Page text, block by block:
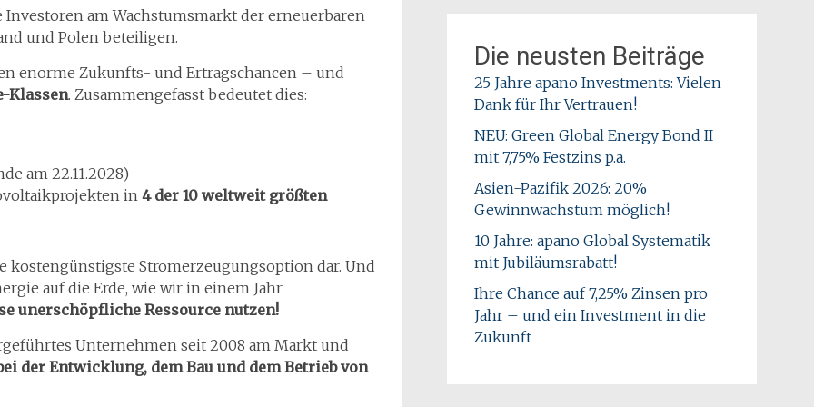
am Wachstumsmarkt der erneuerbaren
und Polen beteiligen.
enorme Zukunfts- und Ertragschancen – und
Klassen. Zusammengefasst bedeutet dies:
am 22.11.2028)
in 4 der 10 weltweit größten
Stromerzeugungsoption dar. Und
auf die Erde, wie wir in einem Jahr
unerschöpfliche Ressource nutzen!
Unternehmen seit 2008 am Markt und
der Entwicklung, dem Bau und dem Betrieb von
Die neusten Beiträge
25 Jahre apano Investments: Vielen
Dank für Ihr Vertrauen!
NEU: Green Global Energy Bond II
mit 7,75% Festzins p.a.
Asien-Pazifik 2026: 20%
Gewinnwachstum möglich!
10 Jahre: apano Global Systematik
mit Jubiläumsrabatt!
Ihre Chance auf 7,25% Zinsen pro
Jahr – und ein Investment in die
Zukunft